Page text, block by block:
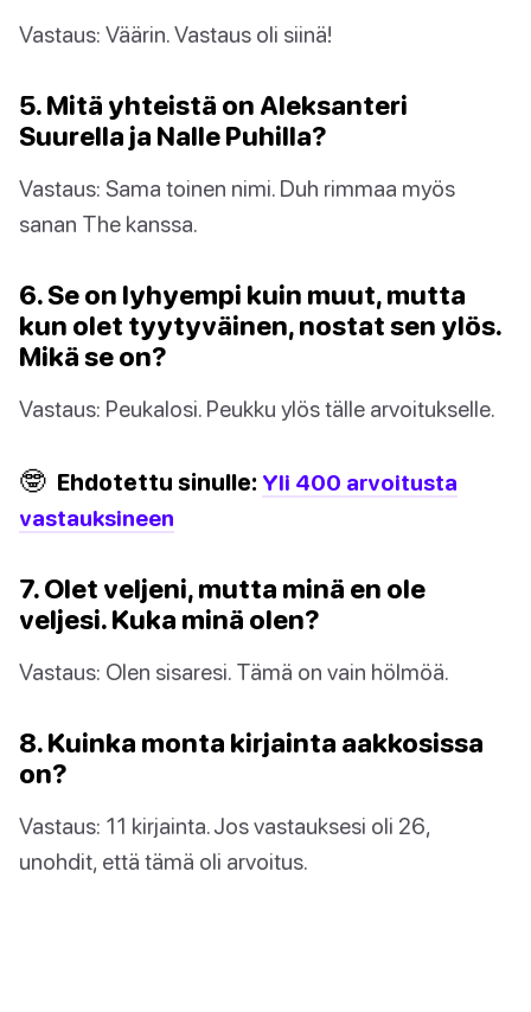
Vastaus: Väärin. Vastaus oli siinä!
5. Mitä yhteistä on Aleksanteri
Suurella ja Nalle Puhilla?
Vastaus: Sama toinen nimi. Duh rimmaa myös
sanan The kanssa.
6. Se on lyhyempi kuin muut, mutta
kun olet tyytyväinen, nostat sen ylös.
Mikä se on?
Vastaus: Peukalosi. Peukku ylös tälle arvoitukselle.
🤓 Ehdotettu sinulle: Yli 400 arvoitusta
vastauksineen
7. Olet veljeni, mutta minä en ole
veljesi. Kuka minä olen?
Vastaus: Olen sisaresi. Tämä on vain hölmöä.
8. Kuinka monta kirjainta aakkosissa
on?
Vastaus: 11 kirjainta. Jos vastauksesi oli 26,
unohdit, että tämä oli arvoitus.